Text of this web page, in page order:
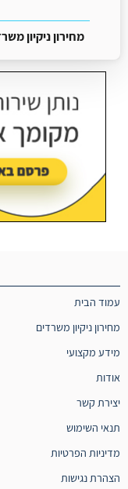
מחירון ניקיון
עמוד הבית
מחירון ניקיון משרדים
מידע מקצועי
אודות
יצירת קשר
תנאי השימוש
מדיניות הפרטיות
הצהרת נגישות